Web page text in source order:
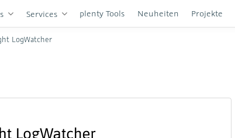
Services plenty Tools Neuheiten Projekte
LogWatcher